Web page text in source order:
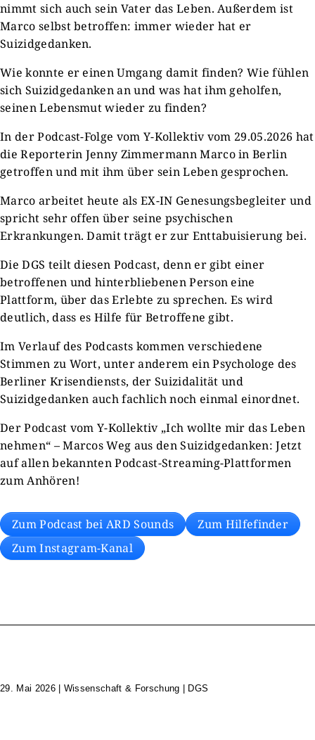
nimmt sich auch sein Vater das Leben. Außerdem ist
Marco selbst betroffen: immer wieder hat er
Suizidgedanken.
Wie konnte er einen Umgang damit finden? Wie fühlen
sich Suizidgedanken an und was hat ihm geholfen,
seinen Lebensmut wieder zu finden?
In der Podcast-Folge vom Y-Kollektiv vom 29.05.2026 hat
die Reporterin Jenny Zimmermann Marco in Berlin
getroffen und mit ihm über sein Leben gesprochen.
Marco arbeitet heute als EX-IN Genesungsbegleiter und
spricht sehr offen über seine psychischen
Erkrankungen. Damit trägt er zur Enttabuisierung bei.
Die DGS teilt diesen Podcast, denn er gibt einer
betroffenen und hinterbliebenen Person eine
Plattform, über das Erlebte zu sprechen. Es wird
deutlich, dass es Hilfe für Betroffene gibt.
Im Verlauf des Podcasts kommen verschiedene
Stimmen zu Wort, unter anderem ein Psychologe des
Berliner Krisendiensts, der Suizidalität und
Suizidgedanken auch fachlich noch einmal einordnet.
Der Podcast vom Y-Kollektiv „Ich wollte mir das Leben
nehmen“ – Marcos Weg aus den Suizidgedanken: Jetzt
auf allen bekannten Podcast-Streaming-Plattformen
zum Anhören!
Zum Podcast bei ARD Sounds
Zum Hilfefinder
Zum Instagram-Kanal
29. Mai 2026| Wissenschaft & Forschung | DGS